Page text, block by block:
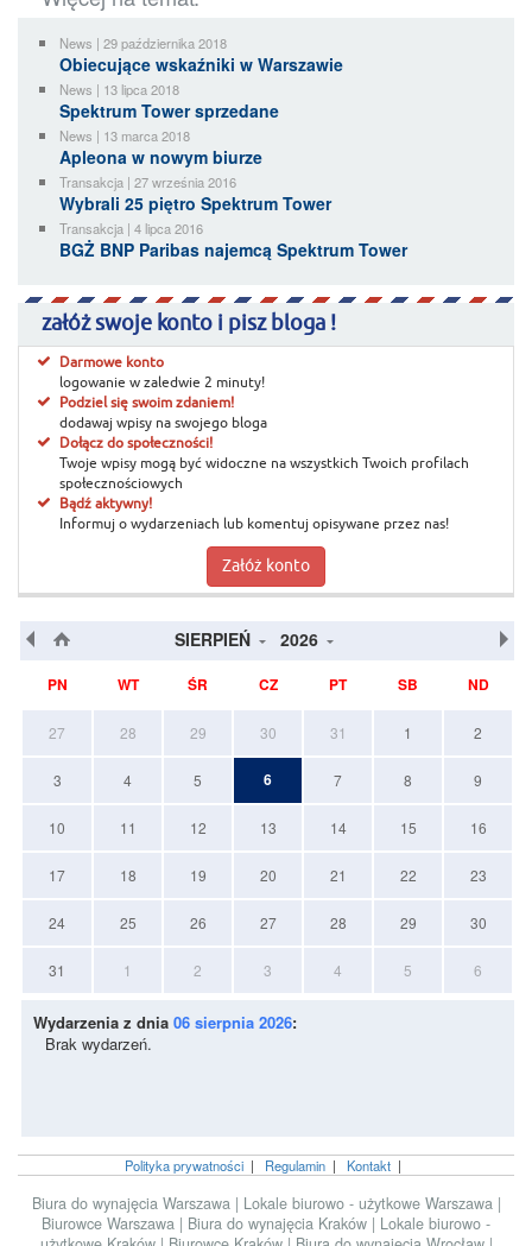
News | 29 października 2018
Obiecujące wskaźniki w Warszawie
News | 13 lipca 2018
Spektrum Tower sprzedane
News | 13 marca 2018
Apleona w nowym biurze
Transakcja | 27 września 2016
Wybrali 25 piętro Spektrum Tower
Transakcja | 4 lipca 2016
BGŻ BNP Paribas najemcą Spektrum Tower
załóż swoje konto i pisz bloga !
Darmowe konto
logowanie w zaledwie 2 minuty!
Podziel się swoim zdaniem!
dodawaj wpisy na swojego bloga
Dołącz do społeczności!
Twoje wpisy mogą być widoczne na wszystkich Twoich profilach
społecznościowych
Bądź aktywny!
Informuj o wydarzeniach lub komentuj opisywane przez nas!
Załóż konto
SIERPIEŃ 2026
PN WT ŚR CZ PT SB ND
27 28 29 30 31 1 2
3 4 5 6 7 8 9
10 11 12 13 14 15 16
17 18 19 20 21 22 23
24 25 26 27 28 29 30
31 1 2 3 4 5 6
Wydarzenia z dnia 06 sierpnia 2026:
Brak wydarzeń.
Polityka prywatności| Regulamin| Kontakt|
Biura do wynajęcia Warszawa | Lokale biurowo - użytkowe Warszawa |
Biurowce Warszawa | Biura do wynajęcia Kraków | Lokale biurowo -